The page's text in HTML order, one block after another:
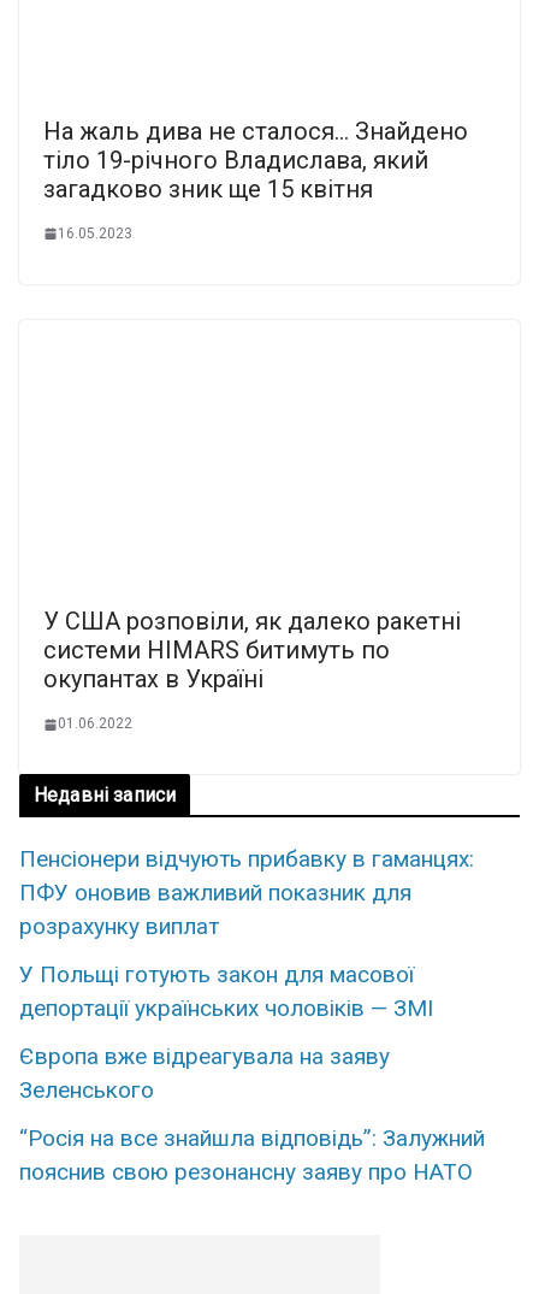
На жаль дива не сталося… Знайдено
тіло 19-річного Владислава, який
загадково зник ще 15 квітня
16.05.2023
У США розповіли, як далеко ракетні
системи HIMARS битимуть по
окупантах в Україні
01.06.2022
Недавні записи
Пенсіонери відчують прибавку в гаманцях:
ПФУ оновив важливий показник для
розрахунку виплат
У Польщі готують закон для масової
депортації українських чоловіків — ЗМІ
Європа вже відреагувала на заяву
Зеленського
“Росія на все знайшла відповідь”: Залужний
пояснив свою резонансну заяву про НАТО